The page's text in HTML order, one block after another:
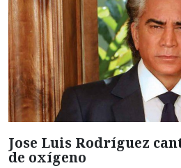
Jose Luis Rodríguez
de oxígeno